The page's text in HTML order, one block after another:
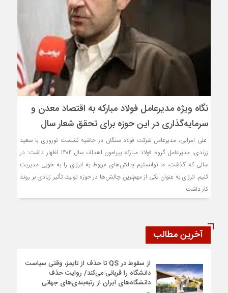
نگاه ویژه مدیرعامل فولاد مبارکه به اقتصاد معدن و
سرمایه‌گذاری در این حوزه برای تحقق شعار سال
علی امرایی، مدیرعامل شرکت فولاد سنگان در حاشیه نشست نوروزی با سعید
زرندی، مدیرعامل گروه فولاد مبارکه پیرامون اهداف سال ۱۴۰۴ اظهار داشت: در
سالی که گذشت، ما توانستیم چالش‌های مربوط به انرژی را به خوبی مدیریت
کنیم. انرژی به عنوان یکی از مهم‌ترین چالش‌ها در حوزه تولید، تأثیر زیادی بر روند
کار داشت.
آخرین مطالب
از سقوط در QS تا حذف از تایمز، وقتی سیاست
دانشگاه را قربانی می‌کند/ روایت حذف
دانشگاه‌های ایران از رتبه‌بندی‌های جهانی